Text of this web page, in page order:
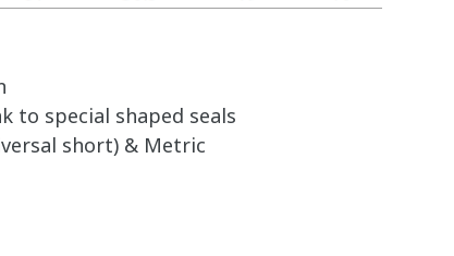
to special shaped seals
short) & Metric